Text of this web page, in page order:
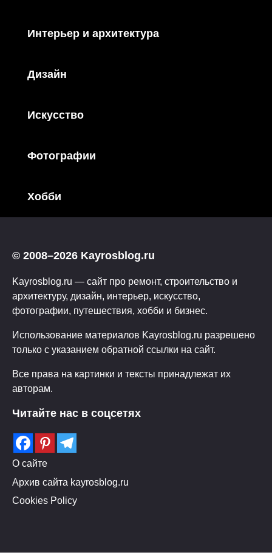
Интерьер и архитектура
Дизайн
Искусство
Фотографии
Хобби
© 2008–2026 Kayrosblog.ru
Kayrosblog.ru — сайт про ремонт, строительство и
архитектуру, дизайн, интерьер, искусство,
фотографии, путешествия, хобби и бизнес.
Использование материалов Kayrosblog.ru разрешено
только с указанием обратной ссылки на сайт.
Все права на картинки и тексты принадлежат их
авторам.
Читайте нас в соцсетях
О сайте
Архив сайта kayrosblog.ru
Cookies Policy